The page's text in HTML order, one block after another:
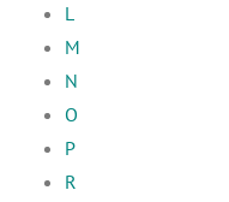
L
M
N
O
P
R